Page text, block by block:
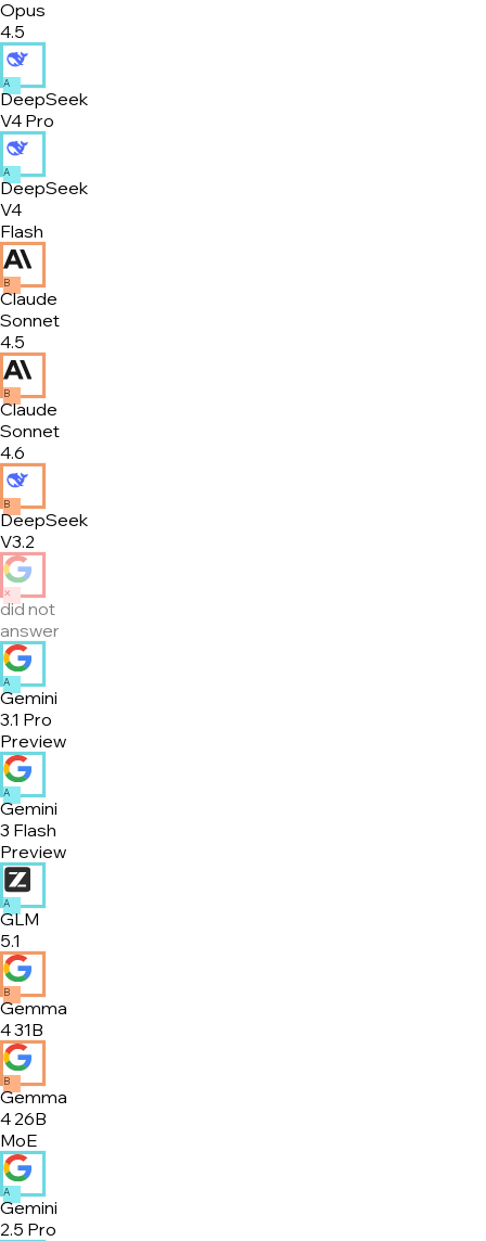
Opus
4.5
A
DeepSeek
V4 Pro
A
DeepSeek
V4
Flash
B
Claude
Sonnet
4.5
B
Claude
Sonnet
4.6
B
DeepSeek
V3.2
✕
did not
answer
A
Gemini
3.1 Pro
Preview
A
Gemini
3 Flash
Preview
A
GLM
5.1
B
Gemma
4 31B
B
Gemma
4 26B
MoE
A
Gemini
2.5 Pro